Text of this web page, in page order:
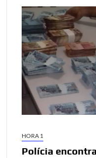
HORA 1
Polícia